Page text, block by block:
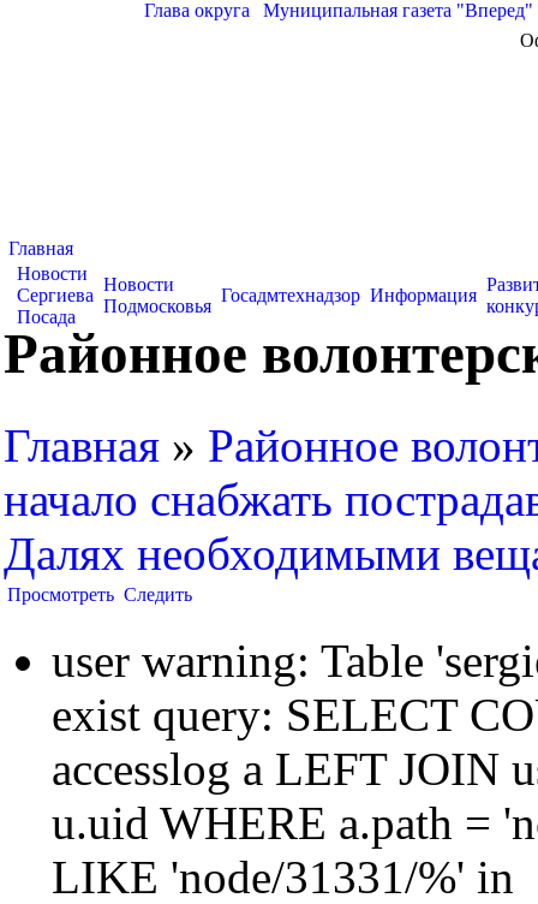
Глава округа Муниципальная газета "Вперед"
Главная
Новости
Сергиева
Посада
Новости
Подмосковья
Госадмтехнадзор Информация
Районное
Главная » Районное
начало снабжать
Далях необходимыми
Просмотреть Следить
user warning: Table
exist query: SELECT
accesslog a LEFT JOIN
u.uid WHERE a.path =
LIKE 'node/31331/%' in